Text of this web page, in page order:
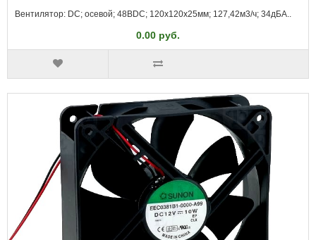
Вентилятор: DC; осевой; 48ВDC; 120x120x25мм; 127,42м3/ч; 34дБА..
0.00 руб.